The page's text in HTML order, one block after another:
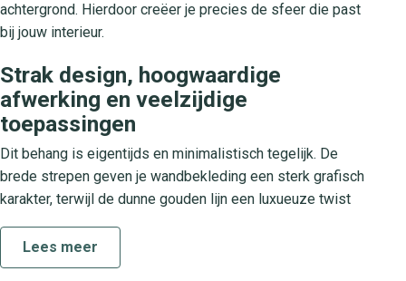
achtergrond. Hierdoor creëer je precies de sfeer die past
bij jouw interieur.
Strak design, hoogwaardige
afwerking en veelzijdige
toepassingen
Dit behang is eigentijds en minimalistisch tegelijk. De
brede strepen geven je wandbekleding een sterk grafisch
karakter, terwijl de dunne gouden lijn een luxueuze twist
een designstatement. Je brengt Golden Lines Or Noir
moeiteloos aan in je woonkamer, slaapkamer of
Lees meer